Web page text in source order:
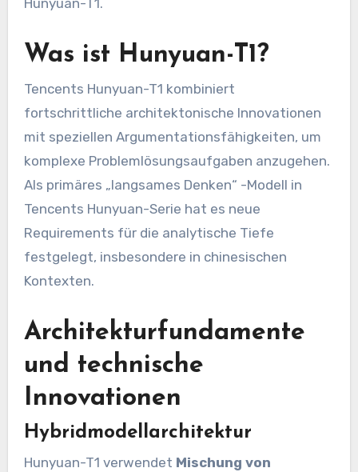
Hunyuan-T1.
Was ist Hunyuan-T1?
Tencents Hunyuan-T1 kombiniert
fortschrittliche architektonische Innovationen
mit speziellen Argumentationsfähigkeiten, um
komplexe Problemlösungsaufgaben anzugehen.
Als primäres „langsames Denken“ -Modell in
Tencents Hunyuan-Serie hat es neue
Requirements für die analytische Tiefe
festgelegt, insbesondere in chinesischen
Kontexten.
Architekturfundamente
und technische
Innovationen
Hybridmodellarchitektur
Hunyuan-T1 verwendet Mischung von